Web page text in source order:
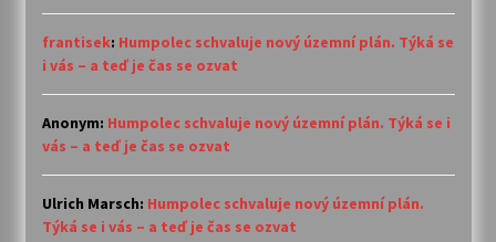
frantisek: Humpolec schvaluje nový územní plán. Týká se
i vás – a teď je čas se ozvat
Anonym: Humpolec schvaluje nový územní plán. Týká se i
vás – a teď je čas se ozvat
Ulrich Marsch: Humpolec schvaluje nový územní plán.
Týká se i vás – a teď je čas se ozvat